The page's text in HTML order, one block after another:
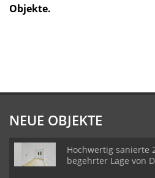
Objekte.
NEUE OBJEKTE
Hochwertig sanierte
begehrter Lage von